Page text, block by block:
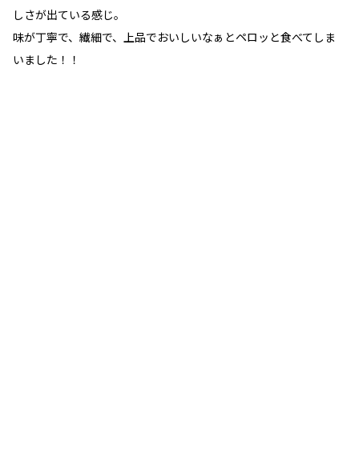
しさが出ている感じ。
味が丁寧で、繊細で、上品でおいしいなぁとペロッと食べてしま
いました！！